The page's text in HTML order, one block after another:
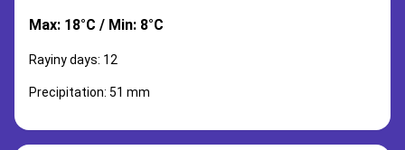
Max: 18°C / Min: 8°C
Rayiny days: 12
Precipitation: 51 mm